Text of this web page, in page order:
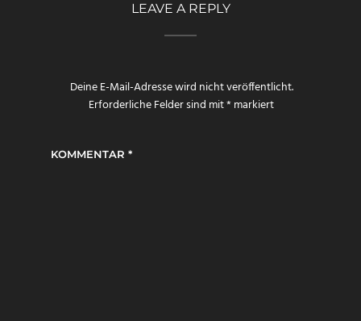
LEAVE A REPLY
Deine E-Mail-Adresse wird nicht veröffentlicht.
Erforderliche Felder sind mit*markiert
KOMMENTAR *